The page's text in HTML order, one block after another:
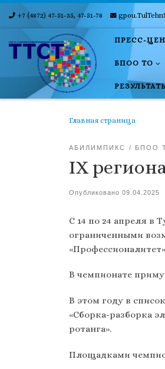
Skip to content
+7 (4872) 47-51-35, 47-51-78
ПРЕСС-
БПОО ТО
Главная страница
АБИЛИМПИКС БПОО
IX
Опубликовано 09.04.2025
С 14 по 24 апреля в
ограниченными
В чемпионате
В этом году в
«Сборка-разборка
ротанга».
Площадками